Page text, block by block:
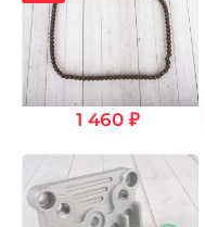
1 460 ₽